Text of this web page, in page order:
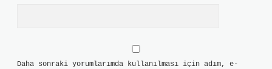
Daha sonraki yorumlarımda kullanılması için adım, e-